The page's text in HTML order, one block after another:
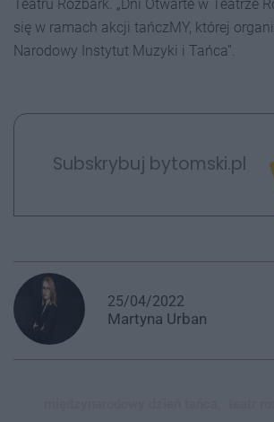
Teatru Rozbark. „Dni Otwarte w Teatrze
się w ramach akcji tańczMY, której
Narodowy Instytut Muzyki i Tańca”.
Subskrybuj bytomski.pl
25/04/2022
Martyna Urban